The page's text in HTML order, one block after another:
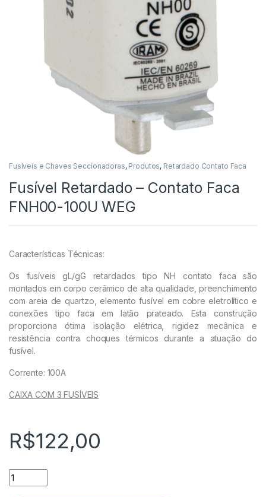
Fusíveis e Chaves Seccionadoras, Produtos, Retardado Contato Faca
Fusível Retardado – Contato Faca
FNH00-100U WEG
Características Técnicas:
Os fusíveis gL/gG retardados tipo NH contato faca são
montados em corpo cerâmico de alta qualidade, preenchimento
com areia de quartzo, elemento fusível em cobre eletrolítico e
conexões tipo faca em latão prateado. Esta construção
proporciona ótima isolação elétrica, rigidez mecânica e
resistência contra choques térmicos durante a atuação do
fusível.
Corrente: 100A
CAIXA COM 3 FUSÍVEIS
R$122,00
Fusível Retardado - Contato Faca FNH00-100U WEG